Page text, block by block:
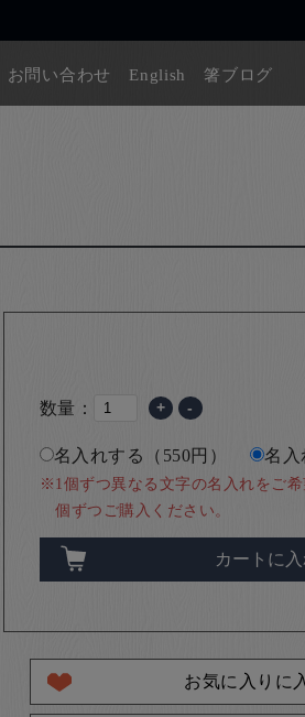
お問い合わせ English 箸ブログ
数量： + -
名入れする（550円） 名入
※1個ずつ異なる文字の名入れをご
個ずつご購入ください。
カートに
お気に入りに